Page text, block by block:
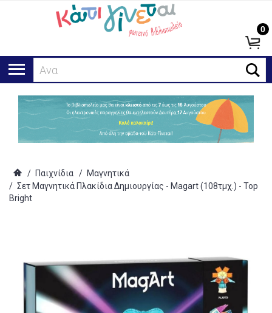
Αναζήτη
0
/ Παιχνίδια / Μαγνητικά
/ Σετ Μαγνητικά Πλακίδια Δημιουργίας - Magart (108τμχ.) - Top
Bright